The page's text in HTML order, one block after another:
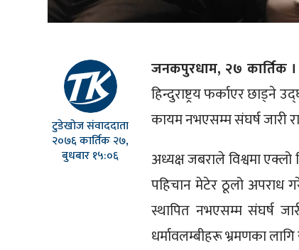
टुडेखोज संवाददाता
२०७६ कार्तिक २७,
बुधबार १५:०६
जनकपुरधाम, २७ कार्तिक ।
हिन्दुराष्ट्रय फर्काएर छाड्ने
कायम नभएसम्म संघर्ष जारी
अध्यक्ष जबराले विश्वमा एक्लो
पहिचान मेटेर ठूलो अपराध
स्थापित नभएसम्म संघर्ष
धर्मावलम्बीहरू भ्रमणका